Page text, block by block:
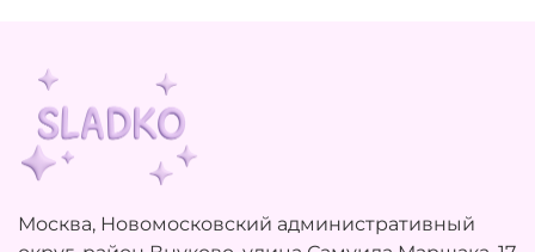
Москва, Новомосковский административный